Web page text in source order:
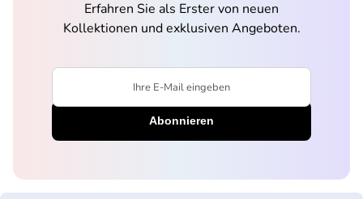
Erfahren Sie als Erster von neuen
Kollektionen und exklusiven Angeboten.
Ihre E-Mail eingeben